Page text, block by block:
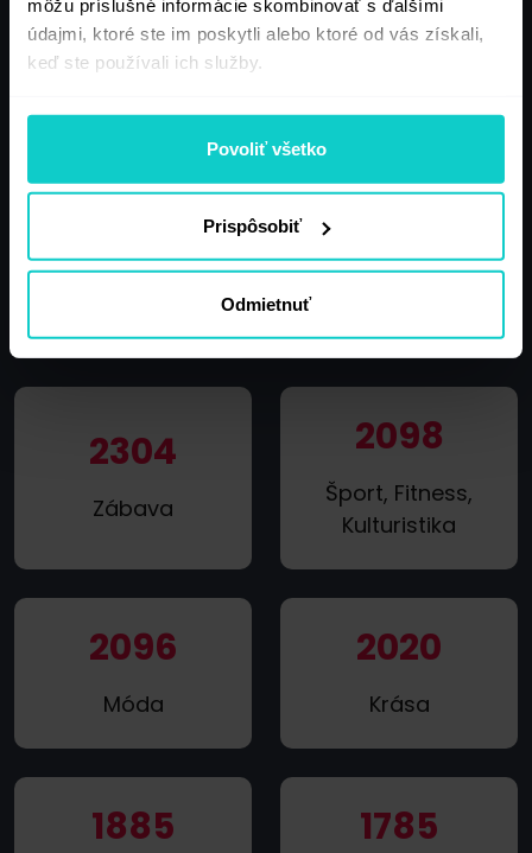
môžu príslušné informácie skombinovať s ďalšími
údajmi, ktoré ste im poskytli alebo ktoré od vás získali,
keď ste používali ich služby.
Povoliť všetko
Prispôsobiť
Odmietnuť
Spoločnosť,
Internetové
podnikanie
technológie,
2889
Bankovníctvo,
2876
Turistika,
2304
Zábava
2098
Šport, Fitness,
Kulturistika
2096
Móda
2020
Krása
1885 1785